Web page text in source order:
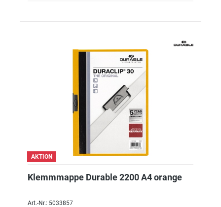
AKTION
Klemmmappe Durable 2200 A4 orange
Art.-Nr.: 5033857